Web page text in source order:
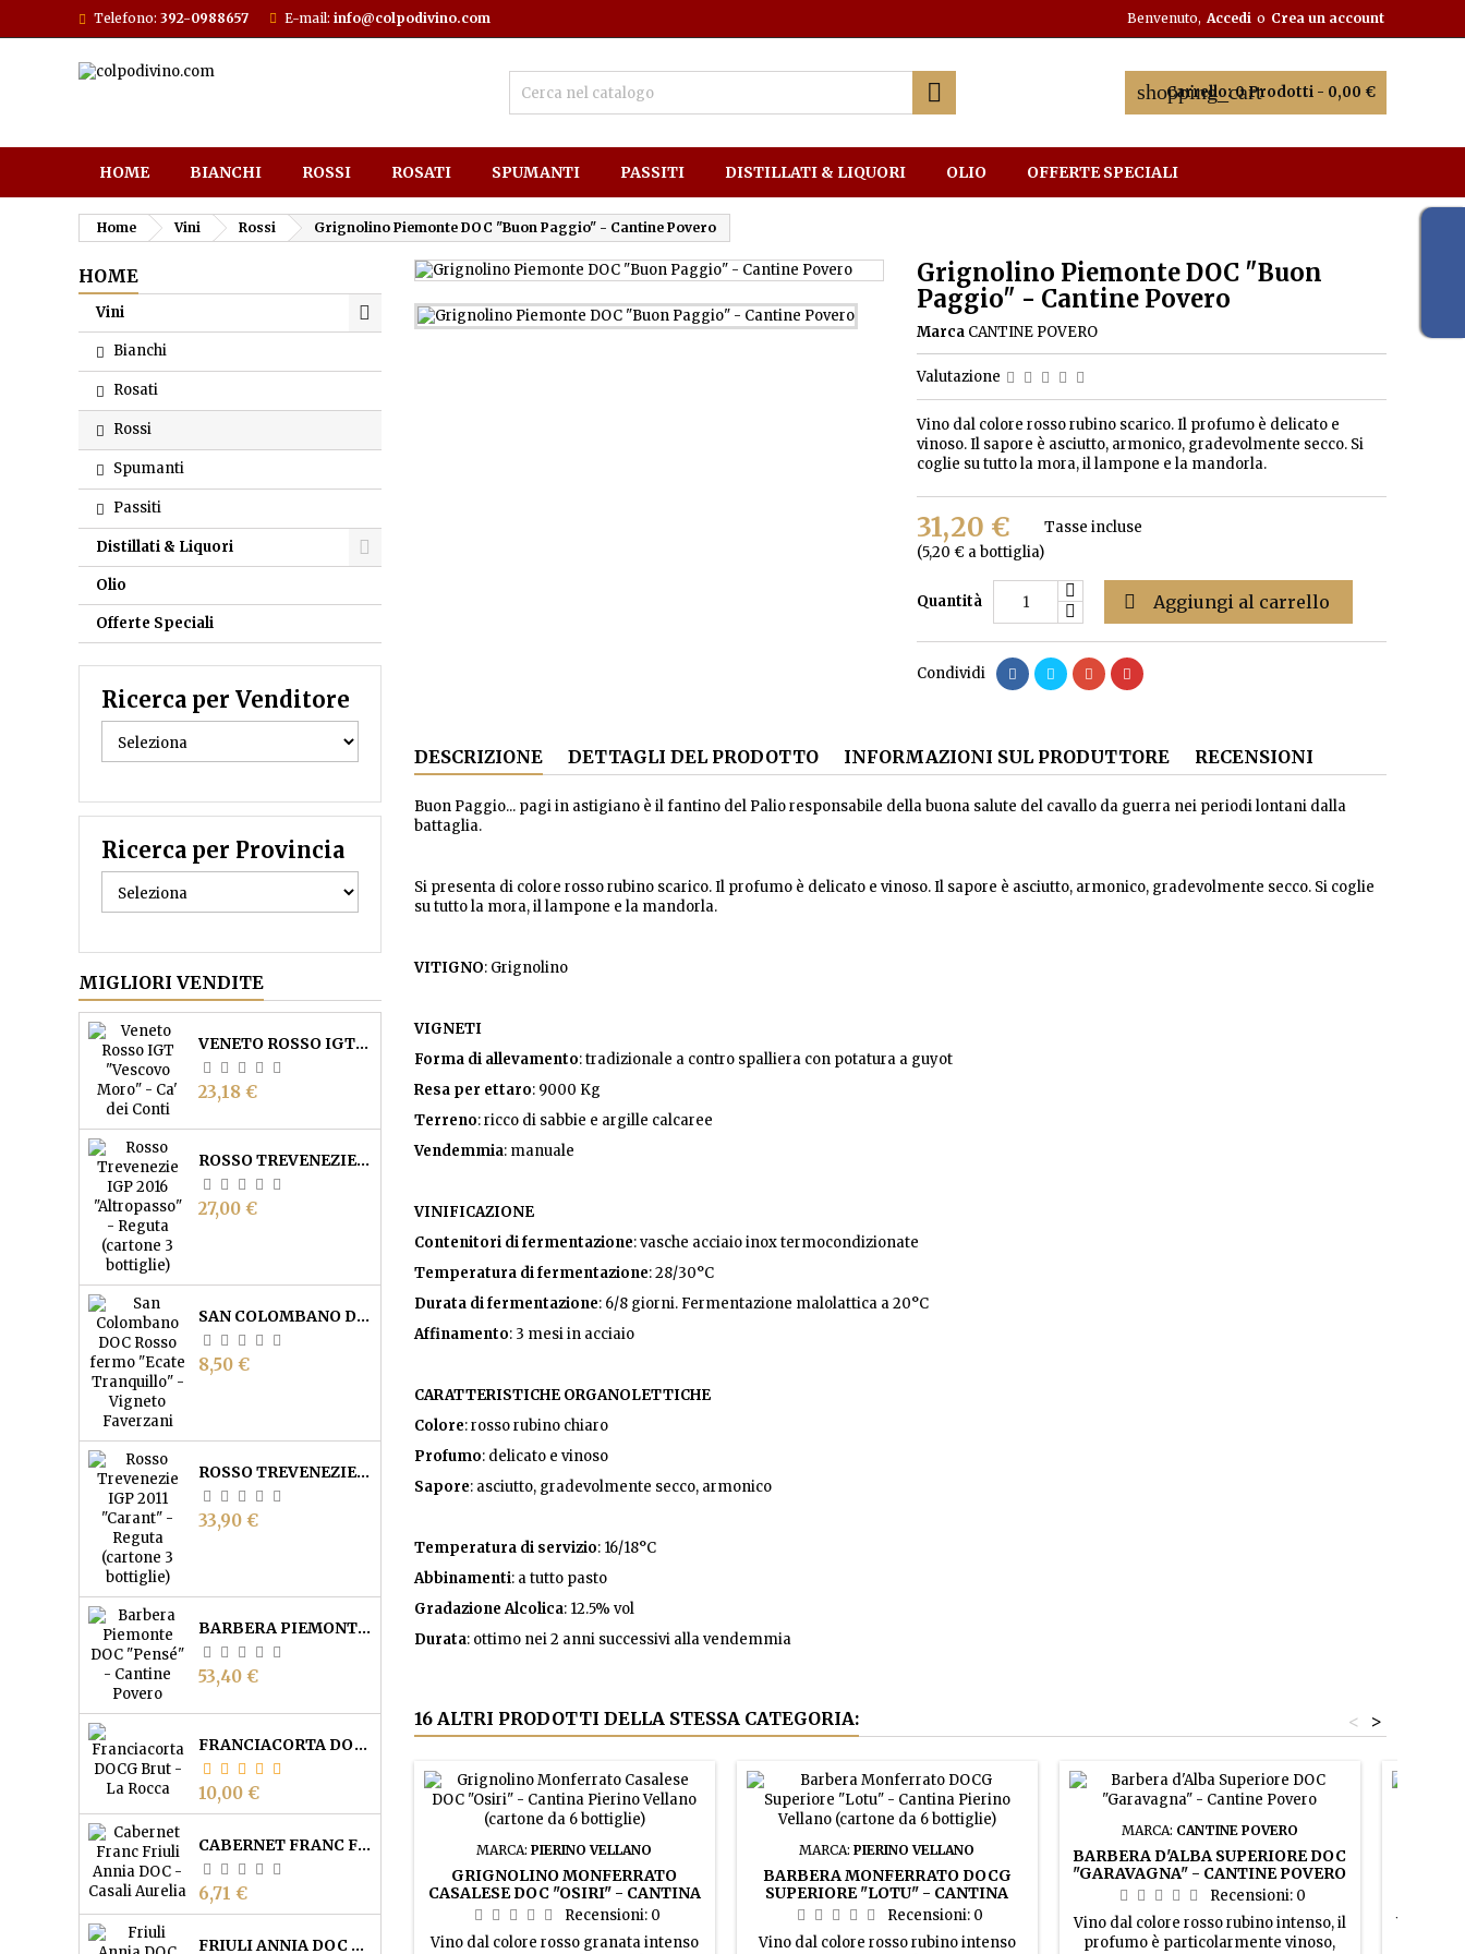
Telefono: 392-0988657 E-mail: info@colpodivino.com Benvenuto, Accedi o Crea un account
shopping_cart
Carrello:0Prodotti - 0,00 €

HOME BIANCHI ROSSI ROSATI SPUMANTI PASSITI DISTILLATI & LIQUORI OLIO OFFERTE SPECIALI
Home Vini Rossi Grignolino Piemonte DOC "Buon Paggio" - Cantine Povero
HOME
Vini
Bianchi
Rosati
Rossi
Spumanti
Passiti
Distillati & Liquori
Olio
Offerte Speciali
Ricerca per Venditore
Ricerca per Provincia
MIGLIORI VENDITE
VENETO ROSSO IGT "VESCOVO MORO" - CA' DEI CONTI
Prezzo
23,18 €
ROSSO TREVENEZIE IGP "ALTROPASSO" - REGUTA (CARTONE 3 BOTTIGLIE)
Prezzo
27,00 €
SAN COLOMBANO DOC ROSSO FERMO "ECATE TRANQUILLO" - VIGNETO FAVERZANI
Prezzo
8,50 €
ROSSO TREVENEZIE IGP "CARANT" - REGUTA (CARTONE 3 BOTTIGLIE)
Prezzo
33,90 €
BARBERA PIEMONTE DOC "PENSÉ" - CANTINE POVERO
Prezzo
53,40 €
FRANCIACORTA DOCG BRUT - CANTINA LA ROCCA
Prezzo
10,00 €
CABERNET FRANC FRIULI ANNIA DOC - CASALI AURELIA
Prezzo
6,71 €
FRIULI ANNIA DOC ROSSO "IL PICCHIO" - CASALI AURELIA
Grignolino Piemonte DOC "Buon
Paggio" - Cantine Povero
Marca CANTINE POVERO
Valutazione
Vino dal colore rosso rubino scarico. Il profumo è delicato e
vinoso. Il sapore è asciutto, armonico, gradevolmente secco. Si
coglie su tutto la mora, il lampone e la mandorla.
31,20 €
(5,20 € a bottiglia)
Tasse incluse
Quantità  Aggiungi al carrello
Condividi
DESCRIZIONE DETTAGLI DEL PRODOTTO INFORMAZIONI SUL PRODUTTORE RECENSIONI
Buon Paggio... pagi in astigiano è il fantino del Palio responsabile della buona salute del cavallo da guerra nei periodi lontani dalla
battaglia.
Si presenta di colore rosso rubino scarico. Il profumo è delicato e vinoso. Il sapore è asciutto, armonico, gradevolmente secco. Si coglie
su tutto la mora, il lampone e la mandorla.
VITIGNO: Grignolino
VIGNETI
Forma di allevamento: tradizionale a contro spalliera con potatura a guyot
Resa per ettaro: 9000 Kg
Terreno: ricco di sabbie e argille calcaree
Vendemmia: manuale
VINIFICAZIONE
Contenitori di fermentazione: vasche acciaio inox termocondizionate
Temperatura di fermentazione: 28/30°C
Durata di fermentazione: 6/8 giorni. Fermentazione malolattica a 20°C
Affinamento: 3 mesi in acciaio
CARATTERISTICHE ORGANOLETTICHE
Colore: rosso rubino chiaro
Profumo: delicato e vinoso
Sapore: asciutto, gradevolmente secco, armonico
Temperatura di servizio: 16/18°C
Abbinamenti: a tutto pasto
Gradazione Alcolica: 12.5% vol
Durata: ottimo nei 2 anni successivi alla vendemmia
16 ALTRI PRODOTTI DELLA STESSA CATEGORIA: >
<
MARCA: PIERINO VELLANO
GRIGNOLINO MONFERRATO
CASALESE DOC "OSIRI" - CANTINA
PIERINO VELLANO (CARTONE DA 6
Recensioni: 0
Vino dal colore rosso granata intenso
MARCA: PIERINO VELLANO
BARBERA MONFERRATO DOCG
SUPERIORE "LOTU" - CANTINA
PIERINO VELLANO (CARTONE DA 6
Recensioni: 0
Vino dal colore rosso rubino intenso
MARCA: CANTINE POVERO
BARBERA D'ALBA SUPERIORE DOC
"GARAVAGNA" - CANTINE POVERO
Recensioni: 0
Vino dal colore rosso rubino intenso, il
profumo è particolarmente vinoso,
Vino da